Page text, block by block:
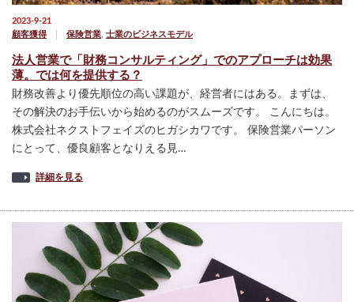
2023-9-21
顧客獲得
保険営業 士業のビジネスモデル
法人営業で「財務コンサルティング」でのアプローチは効果
薄。では何を提供する？
財務改善より優先順位の高い課題が、経営者にはある。まずは、
その解決のお手伝いから始めるのがスムーズです。 こんにちは。
株式会社ネクストフェイズのヒガシカワです。 保険営業パーソン
にとって、優良顧客となりえる見…
詳細を見る